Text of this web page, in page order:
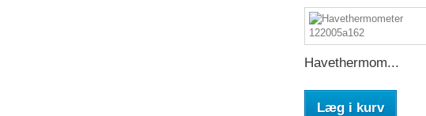
Havethermom...
Læg i kurv